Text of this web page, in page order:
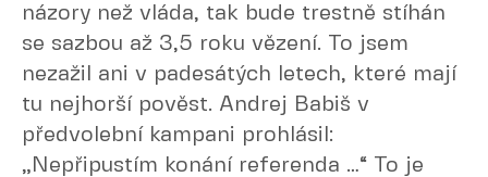
názory než vláda, tak bude trestně stíhán
se sazbou až 3,5 roku vězení. To jsem
nezažil ani v padesátých letech, které mají
tu nejhorší pověst. Andrej Babiš v
předvolební kampani prohlásil:
„Nepřipustím konání referenda …“ To je